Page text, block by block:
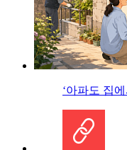
‘아파도 집